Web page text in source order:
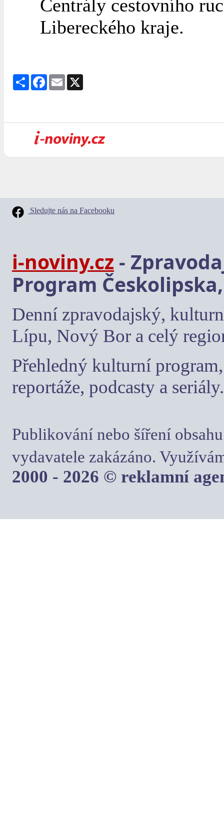
Centrály cestovního
Libereckého kraje.
Share Facebook
Email
Sledujte nás na Facebooku
i-noviny.cz -
Program
Denní zpravodajský,
Lípu, Nový Bor a celý
Přehledný kulturní
reportáže, podcasty a seriály.
Publikování nebo šíření
vydavatele zakázáno.
2000 - 2026 © reklamní